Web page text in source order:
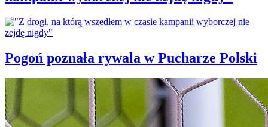
Pogoń poznała rywala w Pucharze Polski